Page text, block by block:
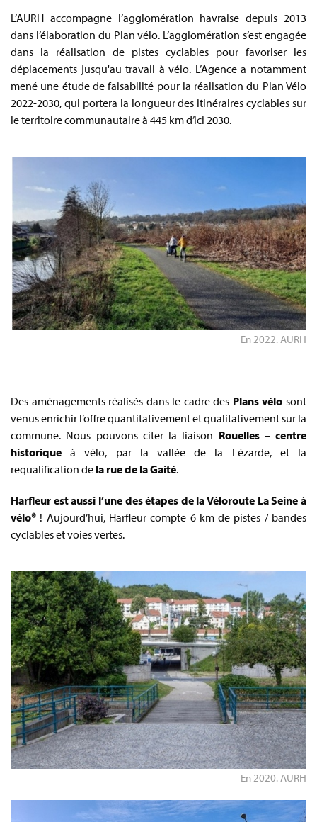
L’AURH accompagne l’agglomération havraise depuis 2013
dans l’élaboration du Plan vélo. L’agglomération s’est engagée
dans la réalisation de pistes cyclables pour favoriser les
déplacements jusqu'au travail à vélo. L’Agence a notamment
mené une étude de faisabilité pour la réalisation du Plan Vélo
2022-2030, qui portera la longueur des itinéraires cyclables sur
le territoire communautaire à 445 km d’ici 2030.
En 2022. AURH
Des aménagements réalisés dans le cadre des Plans vélosont
venus enrichir l’offre quantitativement et qualitativement sur la
commune. Nous pouvons citer la liaison Rouelles – centre
historique à vélo, par la vallée de la Lézarde, et la
requalification de la rue de la Gaité.
Harfleur est aussi l’une des étapes de la Véloroute La Seine à
vélo® ! Aujourd’hui, Harfleur compte 6 km de pistes / bandes
cyclables et voies vertes.
En 2020. AURH